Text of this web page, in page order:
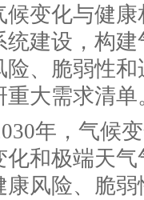
候变化与健
统建设，构
险、脆弱性
重大需求清单
年，气候
化和极端天
康风险、脆